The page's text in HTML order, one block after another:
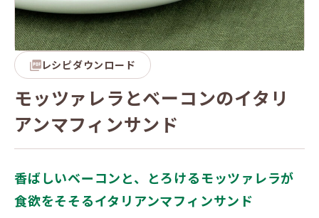
レシピダウンロード
モッツァレラとベーコンのイタリ
アンマフィンサンド
香ばしいベーコンと、とろけるモッツァレラが
食欲をそそるイタリアンマフィンサンド